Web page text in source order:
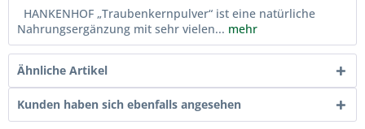
HANKENHOF „Traubenkernpulver“ ist eine natürliche
Nahrungsergänzung mit sehr vielen... mehr
Ähnliche Artikel
Kunden haben sich ebenfalls angesehen